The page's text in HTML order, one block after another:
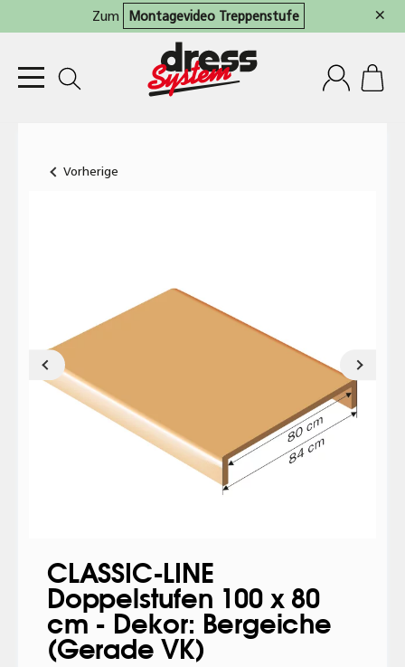
Zum Montagevideo Treppenstufe ×
Vorherige
CLASSIC-LINE
Doppelstufen 100 x 80
cm - Dekor: Bergeiche
(Gerade VK)